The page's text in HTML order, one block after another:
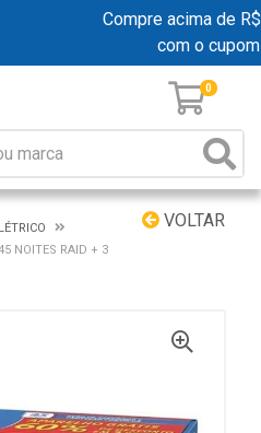
Compre acima de
com o cupom
0
VOLTAR
NOITES RAID + 3